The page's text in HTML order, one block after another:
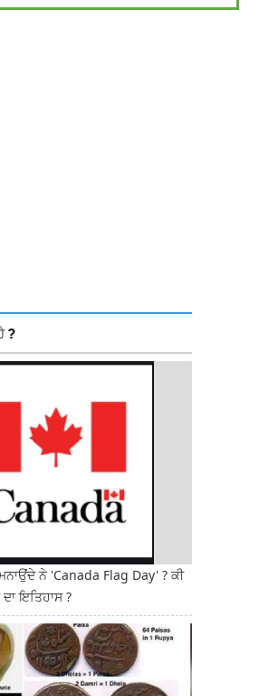
?
ਨੇ 'Canada Flag Day' ? ਕੀ
ਇਤਿਹਾਸ ?